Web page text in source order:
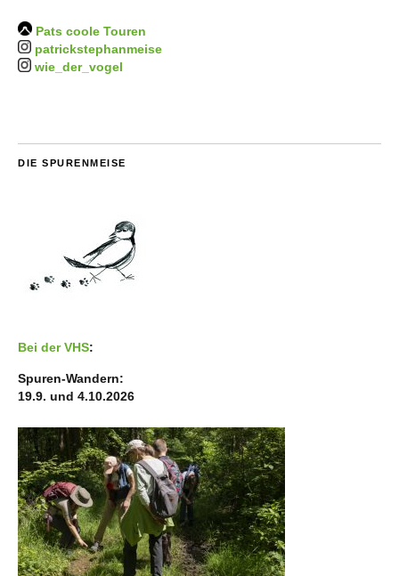
Pats coole Touren
patrickstephanmeise
wie_der_vogel
DIE SPURENMEISE
Bei der VHS:
Spuren-Wandern:
19.9. und 4.10.2026